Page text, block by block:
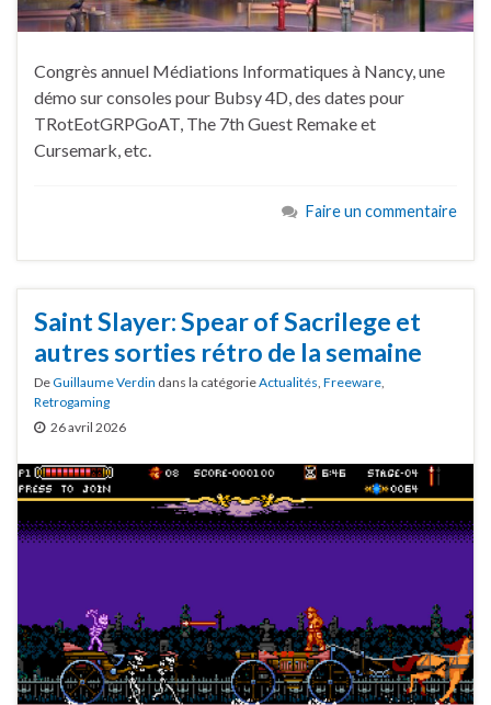
Congrès annuel Médiations Informatiques à Nancy, une
démo sur consoles pour Bubsy 4D, des dates pour
TRotEotGRPGoAT, The 7th Guest Remake et
Cursemark, etc.
Faire un commentaire
Saint Slayer: Spear of Sacrilege et
autres sorties rétro de la semaine
DeGuillaume Verdin dans la catégorieActualités, Freeware,
Retrogaming
26 avril 2026